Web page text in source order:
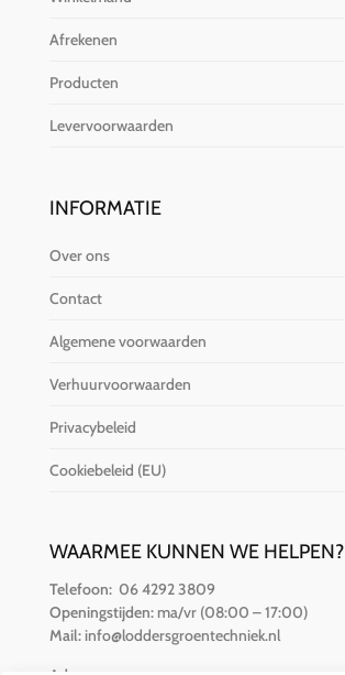
Afrekenen
Producten
Levervoorwaarden
INFORMATIE
Over ons
Contact
Algemene voorwaarden
Verhuurvoorwaarden
Privacybeleid
Cookiebeleid (EU)
WAARMEE KUNNEN WE HELPEN?
Telefoon: 06 4292 3809
Openingstijden:ma/vr (08:00 – 17:00)
Mail: info@loddersgroentechniek.nl